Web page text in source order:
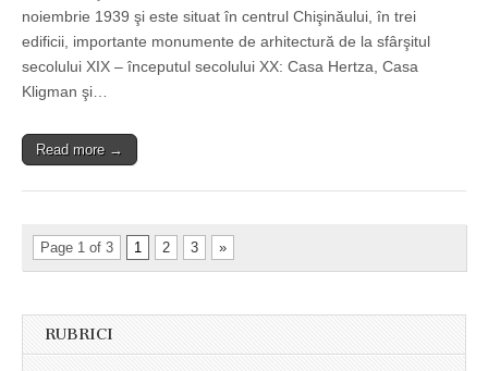
noiembrie 1939 şi este situat în centrul Chişinăului, în trei
edificii, importante monumente de arhitectură de la sfârşitul
secolului XIX – începutul secolului XX: Casa Hertza, Casa
Kligman şi…
Read more →
Page 1 of 3 1 2 3 »
RUBRICI